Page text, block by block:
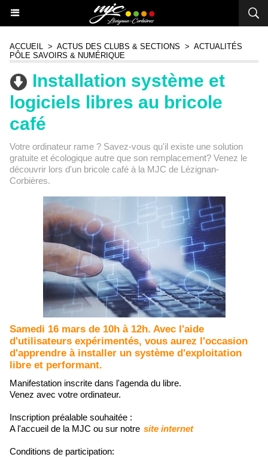
ACCUEIL > ACTUS DES CLUBS & SECTIONS > ACTUALITÉS
PÔLE SAVOIRS & NUMÉRIQUE
Installation système et
logiciels libres au bricole
café
Votre ordinateur rame ? Savez-vous qu'il existe une solution
gratuite et écologique autre que son remplacement? Venez le
découvrir lors d'un bricole café à la MJC de Lézignan-
Corbières.
Samedi 16 mars de 10h à 12h. Avec l'aide
d'utilisateurs expérimentés, vous aurez l'occasion
d'apprendre à installer un système d'exploitation
libre et performant.
Manifestation inscrite dans l'agenda du libre.
Venez avec votre ordinateur.
Inscription préalable souhaitée :
A l'accueil de la MJC ou sur notre site internet
Conditions de participation: